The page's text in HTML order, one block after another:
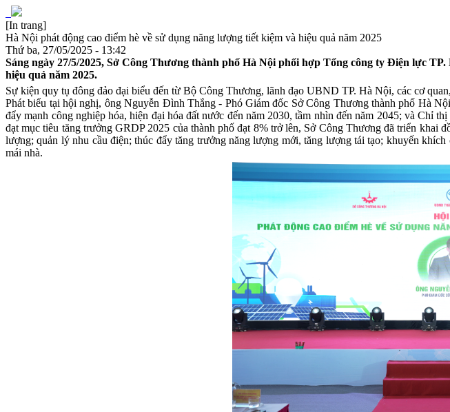
[In trang]
Hà Nội phát động cao điểm hè về sử dụng năng lượng tiết kiệm và hiệu quả năm 2025
Thứ ba, 27/05/2025 - 13:42
Sáng ngày 27/5/2025, Sở Công Thương thành phố Hà Nội phối hợp Tổng công ty Điện lực
hiệu quả năm 2025.
Sự kiện quy tụ đông đảo đại biểu đến từ Bộ Công Thương, lãnh đạo UBND TP. Hà Nội, các cơ
Phát biểu tại hội nghị, ông Nguyễn Đình Thắng - Phó Giám đốc Sở Công Thương thành phố Hà
đẩy mạnh công nghiệp hóa, hiện đại hóa đất nước đến năm 2030, tầm nhìn đến năm 2045; và
đạt mục tiêu tăng trưởng GRDP 2025 của thành phố đạt 8% trở lên, Sở Công Thương đã triển khai
lượng; quản lý nhu cầu điện; thúc đẩy tăng trưởng năng lượng mới, tăng lượng tái tạo; khuyến
mái nhà.